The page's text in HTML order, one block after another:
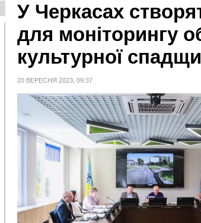
У Черкасах
для моніторингу
культурної
20 ВЕРЕСНЯ 2023, 09:37